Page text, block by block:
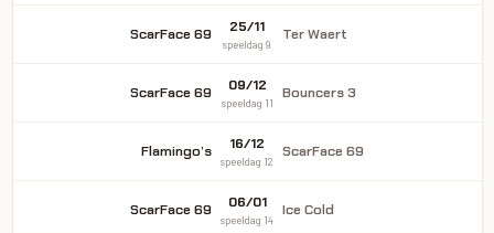
ScarFace 69 25/11
speeldag 9
Ter Waert
ScarFace 69 09/12
speeldag 11
Bouncers 3
Flamingo’s 16/12
speeldag 12
ScarFace 69
ScarFace 69 06/01
speeldag 14
Ice Cold